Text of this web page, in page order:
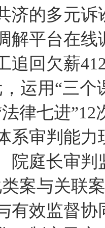
济的多元诉
解平台在线
追回欠薪
运用“三
律七进”12
审判能力
院庭长审
案与关联
有效监督